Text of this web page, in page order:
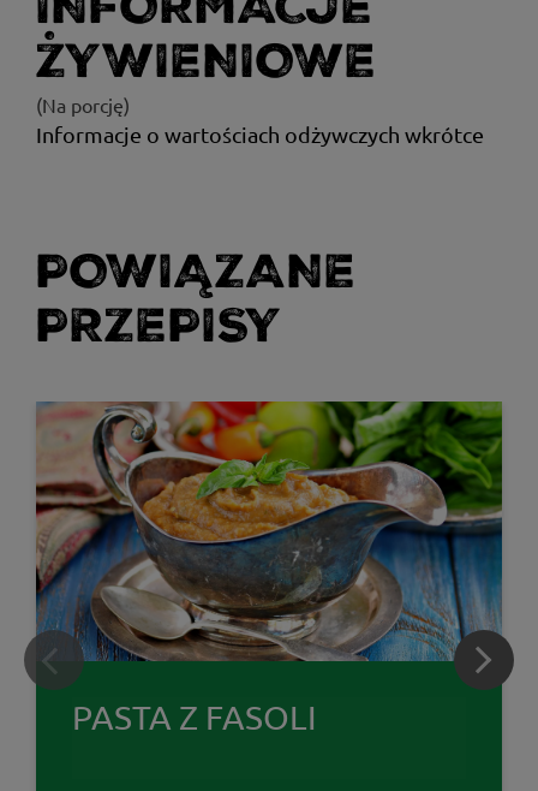
ŻYWIENIOWE
(Na porcję)
Informacje o wartościach odżywczych wkrótce
POWIĄZANE
PRZEPISY
PASTA Z FASOLI